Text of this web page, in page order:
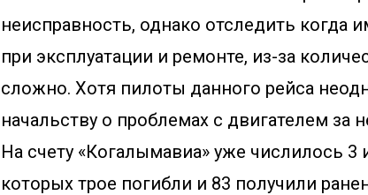
неисправность, однако отследить
при эксплуатации и ремонте, из-за
сложно. Хотя пилоты данного рейса
начальству о проблемах с двигателем за
На счету «Когалымавиа» уже числилось 3
которых трое погибли и 83 получили